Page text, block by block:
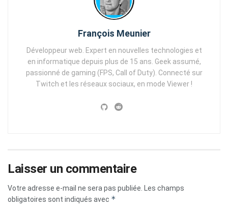
François Meunier
Développeur web. Expert en nouvelles technologies et
en informatique depuis plus de 15 ans. Geek assumé,
passionné de gaming (FPS, Call of Duty). Connecté sur
Twitch et les réseaux sociaux, en mode Viewer !
Laisser un commentaire
Votre adresse e-mail ne sera pas publiée.
Les champs
obligatoires sont indiqués avec *